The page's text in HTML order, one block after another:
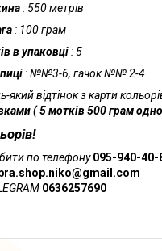
: 550 метрів
: 100 грам
в упаковці : 5
: №№3-6, гачок №№ 2-4
відтінок з карти
( 5 мотків 500 грам
по телефону095-940-40-
0636257690